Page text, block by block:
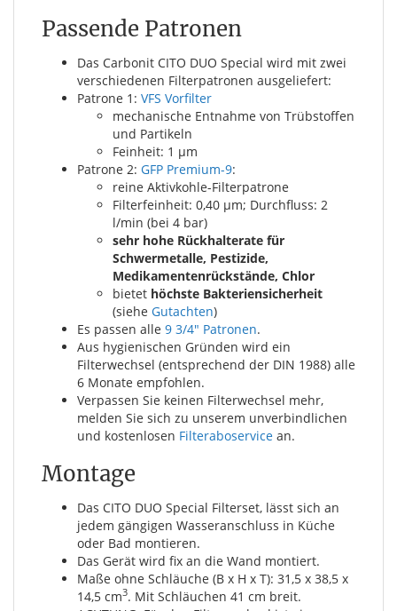
Passende Patronen
Das Carbonit CITO DUO Special wird mit zwei
verschiedenen Filterpatronen ausgeliefert:
Patrone 1: VFS Vorfilter
mechanische Entnahme von Trübstoffen
und Partikeln
Feinheit: 1 µm
Patrone 2: GFP Premium-9:
reine Aktivkohle-Filterpatrone
Filterfeinheit: 0,40 µm; Durchfluss: 2
l/min (bei 4 bar)
sehr hohe Rückhalterate für
Schwermetalle, Pestizide,
Medikamentenrückstände, Chlor
bietet höchste Bakteriensicherheit
(siehe Gutachten)
Es passen alle 9 3/4" Patronen.
Aus hygienischen Gründen wird ein
Filterwechsel (entsprechend der DIN 1988) alle
6 Monate empfohlen.
Verpassen Sie keinen Filterwechsel mehr,
melden Sie sich zu unserem unverbindlichen
und kostenlosen Filteraboservice an.
Montage
Das CITO DUO Special Filterset, lässt sich an
jedem gängigen Wasseranschluss in Küche
oder Bad montieren.
Das Gerät wird fix an die Wand montiert.
Maße ohne Schläuche (B x H x T): 31,5 x 38,5 x
14,5 cm3. Mit Schläuchen 41 cm breit.